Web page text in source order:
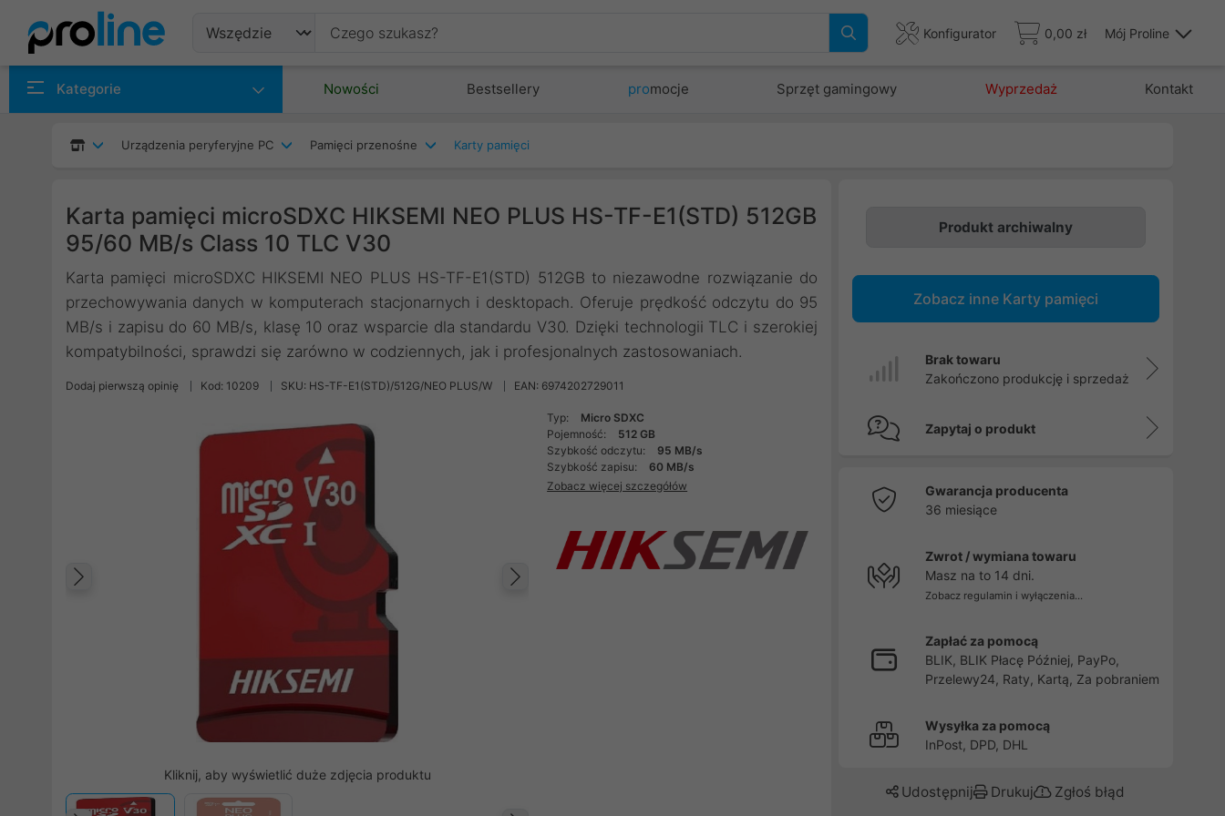
Konfigurator 0,00 zł Mój Proline
Kategorie Nowości Bestsellery promocje Sprzęt gamingowy Wyprzedaż Kontakt
Urządzenia peryferyjne PC Pamięci przenośne Karty pamięci
Karta pamięci microSDXC HIKSEMI NEO PLUS HS-TF-E1(STD) 512GB
95/60 MB/s Class 10 TLC V30
Karta pamięci microSDXC HIKSEMI NEO PLUS HS-TF-E1(STD) 512GB to niezawodne rozwiązanie do
przechowywania danych w komputerach stacjonarnych i desktopach. Oferuje prędkość odczytu do 95
MB/s i zapisu do 60 MB/s, klasę 10 oraz wsparcie dla standardu V30. Dzięki technologii TLC i szerokiej
kompatybilności, sprawdzi się zarówno w codziennych, jak i profesjonalnych zastosowaniach.
Dodaj pierwszą opinię Kod: 10209 SKU: HS-TF-E1(STD)/512G/NEO PLUS/W EAN: 6974202729011
Kliknij, aby wyświetlić duże zdjęcia produktu
Typ:
Micro SDXC
Pojemność:
512 GB
Szybkość odczytu:
95 MB/s
Szybkość zapisu:
60 MB/s
Zobacz więcej szczegółów
Produkt archiwalny
Zobacz inne Karty pamięci
Brak towaru
Zakończono produkcję i sprzedaż
Zapytaj o produkt
Gwarancja producenta
36 miesiące
Zwrot / wymiana towaru
Masz na to 14 dni.
Zobacz regulamin i wyłączenia...
Zapłać za pomocą
BLIK, BLIK Płacę Później, PayPo,
Przelewy24, Raty, Kartą, Za pobraniem
Wysyłka za pomocą
InPost, DPD, DHL
Udostępnij Drukuj Zgłoś błąd